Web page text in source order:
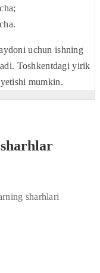
uchun ishning
Toshkentdagi yirik
mumkin.
sharhlari